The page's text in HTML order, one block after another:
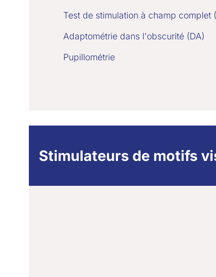
Test de stimulation à champ complet
Adaptométrie dans l'obscurité (DA)
Pupillométrie
Stimulateurs de motifs